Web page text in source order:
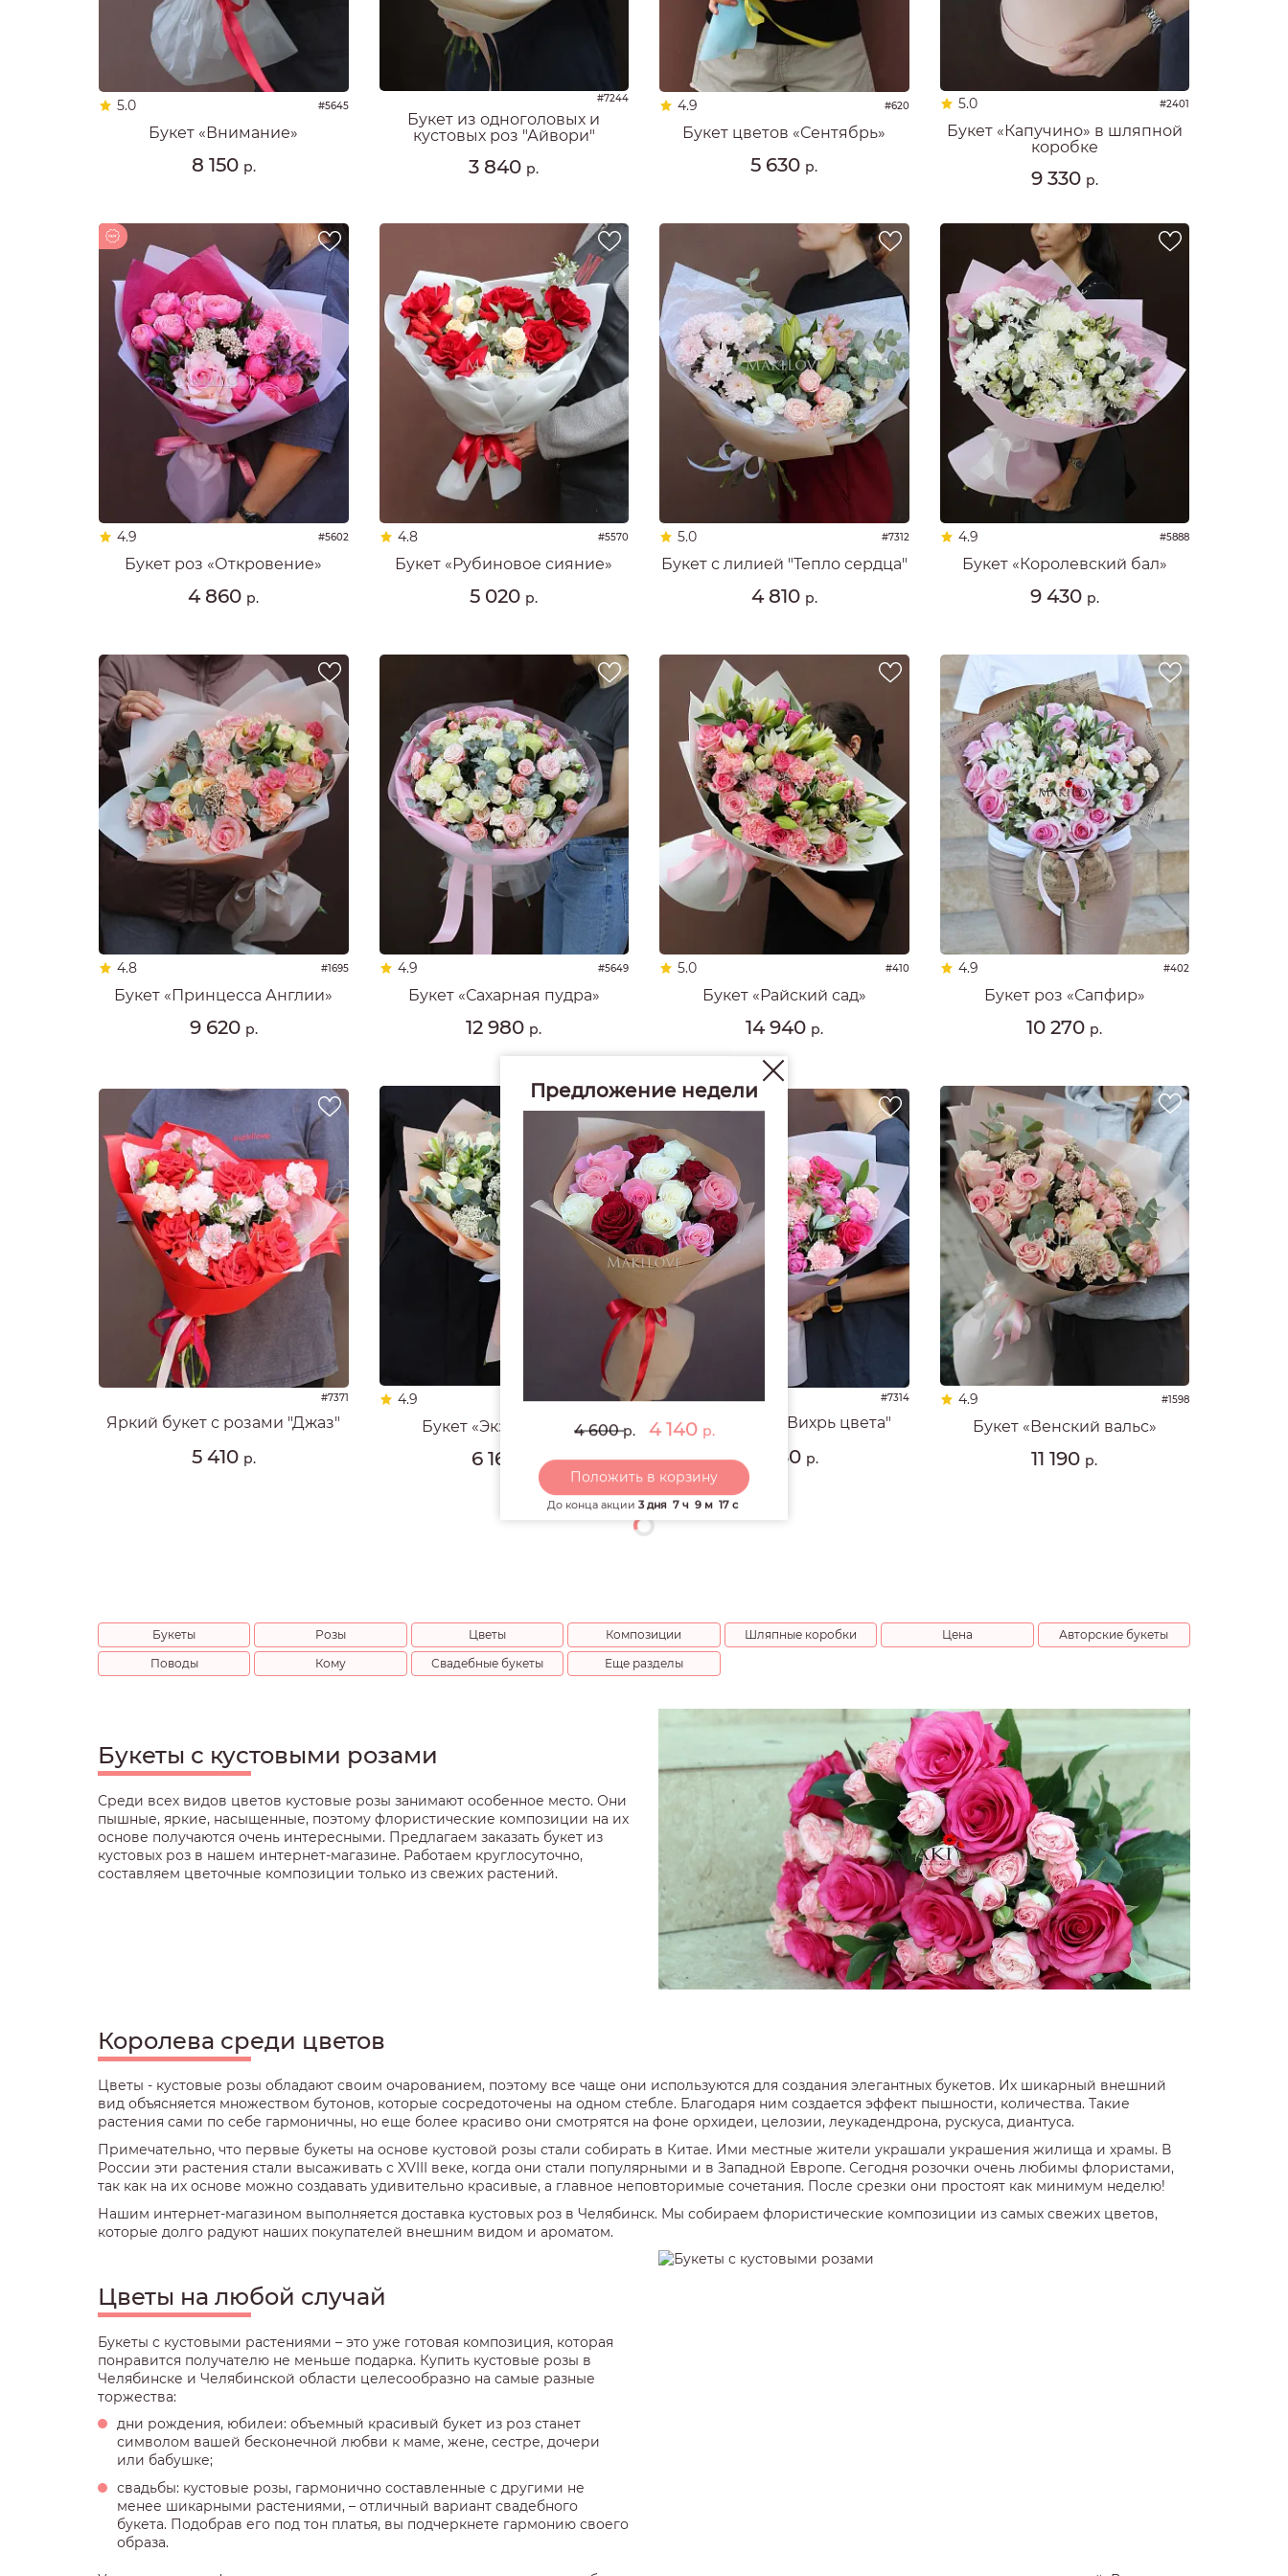
ФРАНЦУЗСКИЕ РОЗЫ
ФИОЛЕТОВЫЕ РОЗЫ
БОРДОВЫЕ РОЗЫ
РОЗЫ 60 СМ
5.0 #5645
Букет «Внимание»
8 150 р.
#7244
Букет из одноголовых и
кустовых роз "Айвори"
3 840 р.
4.9 #620
Букет цветов «Сентябрь»
5 630 р.
5.0 #2401
Букет «Капучино» в шляпной
коробке
9 330 р.
4.9 #5602
Букет роз «Откровение»
4 860 р.
4.8 #5570
Букет «Рубиновое сияние»
5 020 р.
5.0 #7312
Букет с лилией "Тепло сердца"
4 810 р.
4.9 #5888
Букет «Королевский бал»
9 430 р.
4.8 #1695
Букет «Принцесса Англии»
9 620 р.
4.9 #5649
Букет «Сахарная пудра»
12 980 р.
5.0 #410
Букет «Райский сад»
14 940 р.
4.9 #402
Букет роз «Сапфир»
10 270 р.
#7371
Яркий букет с розами "Джаз"
5 410 р.
4.9 #1596
Букет «Экзотичный»
6 160
#7314
Яркий букет "Вихрь цвета"
7 430 р.
4.9 #1598
Букет «Венский вальс»
11 190 р.
Букеты Розы Цветы Композиции Шляпные коробки Цена
Авторские букеты
Поводы
Кому Свадебные букеты Еще разделы
Букеты с кустовыми розами
Среди всех видов цветов кустовые розы занимают особенное место. Они
пышные, яркие, насыщенные, поэтому флористические композиции на их
основе получаются очень интересными. Предлагаем заказать букет из
кустовых роз в нашем интернет-магазине. Работаем круглосуточно,
составляем цветочные композиции только из свежих растений.
Королева среди цветов
Цветы - кустовые розы обладают своим очарованием, поэтому все чаще они используются для создания элегантных букетов. Их шикарный внешний
вид объясняется множеством бутонов, которые сосредоточены на одном стебле. Благодаря ним создается эффект пышности, количества. Такие
растения сами по себе гармоничны, но еще более красиво они смотрятся на фоне орхидеи, целозии, леукадендрона, рускуса, диантуса.
Примечательно, что первые букеты на основе кустовой розы стали собирать в Китае. Ими местные жители украшали украшения жилища и храмы. В
России эти растения стали высаживать с XVIII веке, когда они стали популярными и в Западной Европе. Сегодня розочки очень любимы флористами,
так как на их основе можно создавать удивительно красивые, а главное неповторимые сочетания. После срезки они простоят как минимум неделю!
Нашим интернет-магазином выполняется доставка кустовых роз в Челябинск. Мы собираем флористические композиции из самых свежих цветов,
которые долго радуют наших покупателей внешним видом и ароматом.
Цветы на любой случай
Букеты с кустовыми растениями – это уже готовая композиция, которая
понравится получателю не меньше подарка. Купить кустовые розы в
Челябинске и Челябинской области целесообразно на самые разные
торжества:
дни рождения, юбилеи: объемный красивый букет из роз станет
символом вашей бесконечной любви к маме, жене, сестре, дочери
или бабушке;
свадьбы: кустовые розы, гармонично составленные с другими не
менее шикарными растениями, – отличный вариант свадебного
букета. Подобрав его под тон платья, вы подчеркнете гармонию своего
образа.
Предложение недели
4 600р. 4 140 р.
Положить в корзину
До конца акции 3 дня 7 ч 9 м 15 с